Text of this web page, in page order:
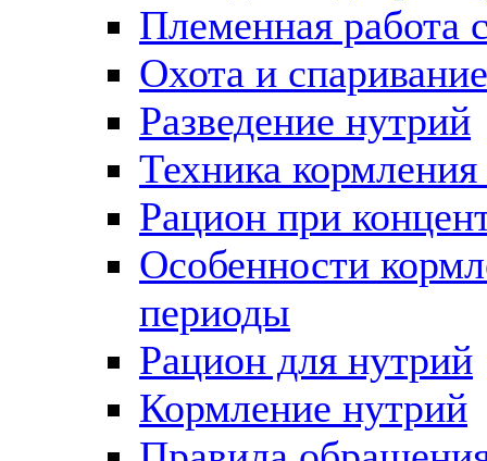
Племенная работа
Охота и
Разведение нутрий
Техника
Рацион при
Особенности
периоды
Рацион для нутрий
Кормление нутрий